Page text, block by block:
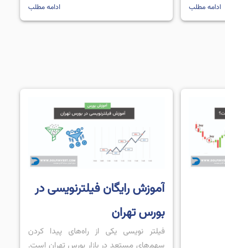
یا حقوقی
یا بفروش
ادامه مطلب
است دچار ضرر های سنگینی شود. به طور
کلی برای چنین افرادی 2 راه کار وجود دارد؛
ادامه مطلب
آموزش رایگان فیلترنویسی در
بورس تهران
فیلتر نویسی یکی از راه‌های پیدا کردن